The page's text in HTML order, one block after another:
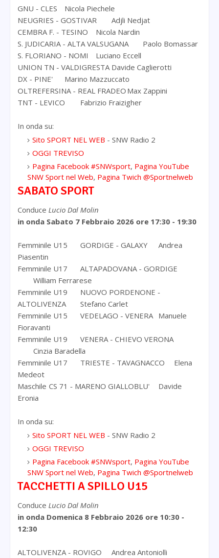
GNU - CLES
Nicola Piechele
NEUGRIES - GOSTIVAR
Adjli Nedjat
CEMBRA F. - TESINO
Nicola Nardin
S. JUDICARIA - ALTA VALSUGANA
Paolo Bomassar
S. FLORIANO - NOMI
Luciano Eccell
UNION TN - VALDIGRESTA Davide Caglierotti
DX - PINE'
Marino Mazzuccato
OLTREFERSINA - REAL FRADEO Max Zappini
TNT - LEVICO
Fabrizio Fraizigher
In onda su:
Sito SPORT NEL WEB - SNW Radio 2
OGGI TREVISO
Pagina Facebook #SNWsport, Pagina YouTube
SNW Sport nel Web, Pagina Twich @Sportnelweb
SABATO SPORT
Conduce Lucio Dal Molin
in onda Sabato 7 Febbraio 2026 ore 17:30 - 19:30
Femminile U15 GORDIGE - GALAXY
Andrea
Piasentin
Femminile U17
ALTAPADOVANA - GORDIGE
William Ferrarese
Femminile U19
NUOVO PORDENONE -
ALTOLIVENZA
Stefano Carlet
Femminile U15
VEDELAGO - VENERA Manuele
Fioravanti
Femminile U19
VENERA - CHIEVO VERONA
Cinzia Baradella
Femminile U17
TRIESTE - TAVAGNACCO
Elena
Medeot
Maschile CS 71 - MARENO GIALLOBLU'
Davide
Eronia
In onda su:
Sito SPORT NEL WEB - SNW Radio 2
OGGI TREVISO
Pagina Facebook #SNWsport, Pagina YouTube
SNW Sport nel Web, Pagina Twich @Sportnelweb
TACCHETTI A SPILLO U15
Conduce Lucio Dal Molin
in onda Domenica 8 Febbraio 2026 ore 10:30 -
12:30
ALTOLIVENZA - ROVIGO
Andrea Antoniolli